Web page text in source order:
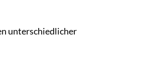
unterschiedlicher